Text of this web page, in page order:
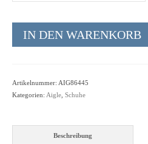
Schwangau Haferl
Sendra
Didgeridoonas
IN DEN WARENKORB
Artikelnummer: AIG86445
Kategorien: Aigle Schuhe
Beschreibung